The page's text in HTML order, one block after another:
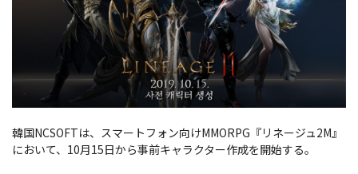
韓国NCSOFTは、スマートフォン向けMMORPG『リネージュ2M』
において、10月15日から事前キャラクター作成を開始する。